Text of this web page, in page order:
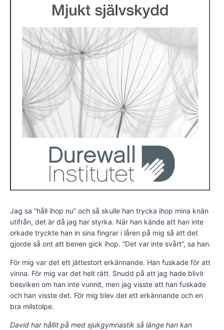
Jag sa ”håll ihop nu” och så skulle han trycka ihop mina knän
utifrån, det är då jag har styrka. När han kände att han inte
orkade tryckte han in sina fingrar i låren på mig så att det
gjorde så ont att benen gick ihop. ”Det var inte svårt”, sa han.
För mig var det ett jättestort erkännande. Han fuskade för att
vinna. För mig var det helt rätt. Snudd på att jag hade blivit
besviken om han inte vunnit, men jag visste att han fuskade
och han visste det. För mig blev det ett erkännande och en
bra milstolpe.
David har hållit på med sjukgymnastik så länge han kan